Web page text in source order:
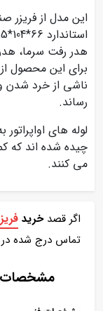
این مدل از فریزر
هدر رفت سرما،
برای این محصول
ناشی از خرد
رساند.
لوله های اواپراتور
چیده شده اند که
می کنند.
اگر قصدخرید
تماس درج شده
مشخصات فنی